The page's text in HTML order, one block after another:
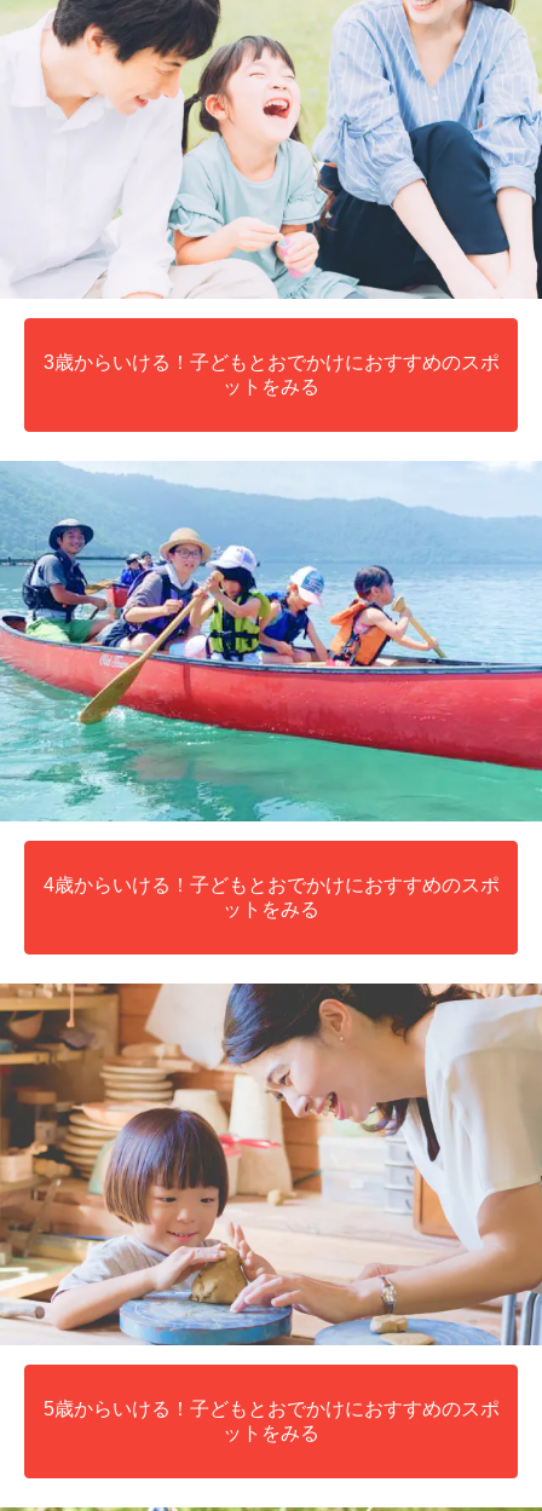
3歳からいける！子どもとおでかけにおすすめのスポ
ットをみる
4歳からいける！子どもとおでかけにおすすめのスポ
ットをみる
5歳からいける！子どもとおでかけにおすすめのスポ
ットをみる